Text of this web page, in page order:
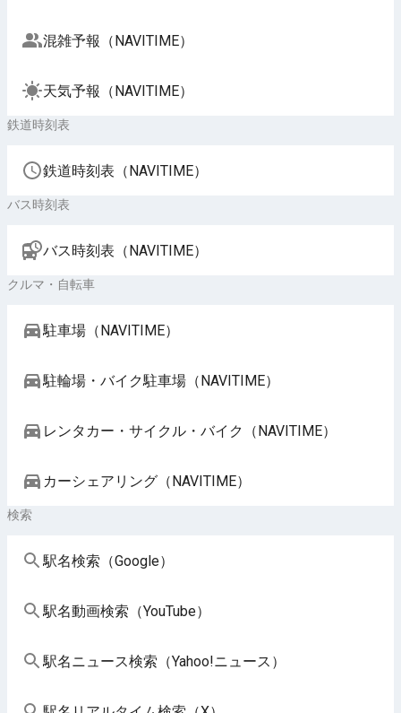
混雑予報（NAVITIME）
天気予報（NAVITIME）
鉄道時刻表
鉄道時刻表（NAVITIME）
バス時刻表
バス時刻表（NAVITIME）
クルマ・自転車
駐車場（NAVITIME）
駐輪場・バイク駐車場（NAVITIME）
レンタカー・サイクル・バイク（NAVITIME）
カーシェアリング（NAVITIME）
検索
駅名検索（Google）
駅名動画検索（YouTube）
駅名ニュース検索（Yahoo!ニュース）